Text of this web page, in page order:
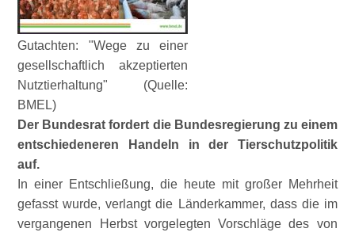
Gutachten: "Wege zu einer
gesellschaftlich akzeptierten
Nutztierhaltung" (Quelle:
BMEL)
Der Bundesrat fordert die Bundesregierung zu einem
entschiedeneren Handeln in der Tierschutzpolitik
auf.
In einer Entschließung, die heute mit großer Mehrheit
gefasst wurde, verlangt die Länderkammer, dass die im
vergangenen Herbst vorgelegten Vorschläge des von